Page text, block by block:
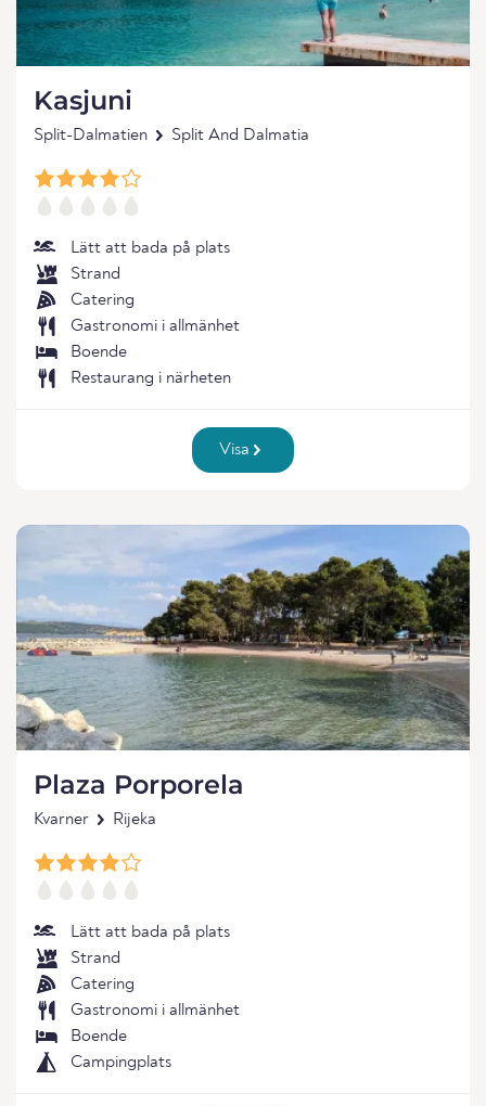
Kasjuni
Split-Dalmatien Split And Dalmatia
Lätt att bada på plats
Strand
Catering
Gastronomi i allmänhet
Boende
Restaurang i närheten
Visa
Plaza Porporela
Kvarner Rijeka
Lätt att bada på plats
Strand
Catering
Gastronomi i allmänhet
Boende
Campingplats